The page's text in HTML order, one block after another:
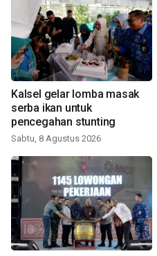
Kalsel gelar lomba masak
serba ikan untuk
pencegahan stunting
Sabtu, 8 Agustus 2026